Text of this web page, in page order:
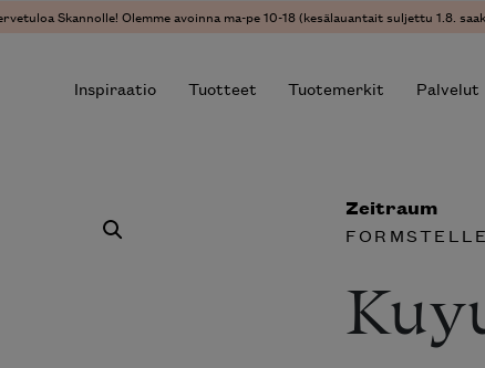
Skannolle! Olemme avoinna ma-pe 10-18 (kesälauantait suljettu 1.8.
Inspiraatio Tuotteet Tuotemerkit Palvelut
Zeitraum
FORMSTELLE